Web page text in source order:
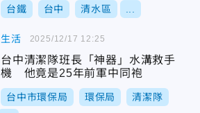
台鐵 台中 清水區
生活
台中清潔隊班長「神器」水溝救手
機 他竟是25年前軍中同袍
台中市環保局 環保局 清潔隊
2025/12/17 12:25